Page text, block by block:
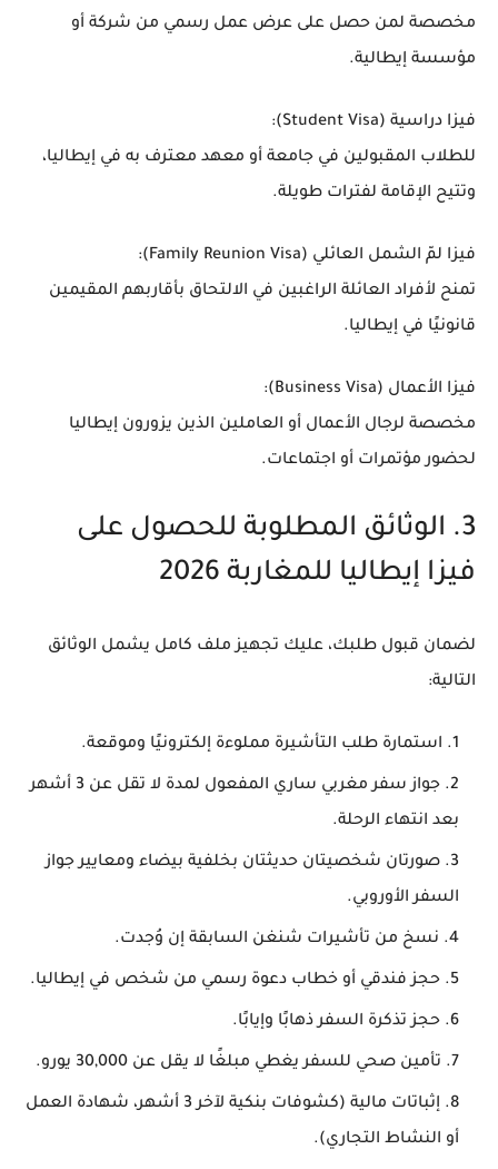
مخصصة لمن حصل على عرض عمل رسمي من شركة أو
مؤسسة إيطالية.
فيزا دراسية (Student Visa):
للطلاب المقبولين في جامعة أو معهد معترف به في إيطاليا،
وتتيح الإقامة لفترات طويلة.
فيزا لمّ الشمل العائلي (Family Reunion Visa):
تمنح لأفراد العائلة الراغبين في الالتحاق بأقاربهم المقيمين
قانونيًا في إيطاليا.
فيزا الأعمال (Business Visa):
مخصصة لرجال الأعمال أو العاملين الذين يزورون إيطاليا
لحضور مؤتمرات أو اجتماعات.
3. الوثائق المطلوبة للحصول على
فيزا إيطاليا للمغاربة 2026
لضمان قبول طلبك، عليك تجهيز ملف كامل يشمل الوثائق
التالية:
استمارة طلب التأشيرة مملوءة إلكترونيًا وموقعة.
جواز سفر مغربي ساري المفعول
لمدة لا تقل عن 3 أشهر
بعد انتهاء الرحلة.
صورتان شخصيتان حديثتان بخلفية بيضاء ومعايير جواز
السفر الأوروبي.
نسخ من تأشيرات شنغن السابقة إن وُجدت.
حجز فندقي أو خطاب دعوة رسمي من شخص في إيطاليا.
حجز تذكرة السفر ذهابًا وإيابًا.
تأمين صحي للسفريغطي مبلغًا لا يقل عن 30,000 يورو.
إثباتات مالية
(كشوفات بنكية لآخر 3 أشهر، شهادة العمل
أو النشاط التجاري).